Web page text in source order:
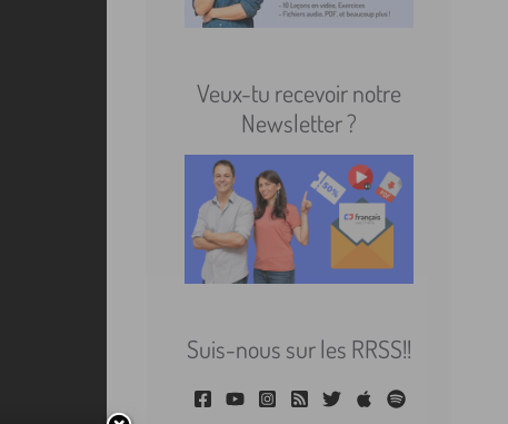
Veux-tu recevoir notre
Newsletter ?
Suis-nous sur les RRSS!!